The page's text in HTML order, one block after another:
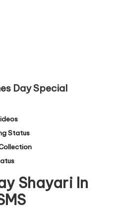
Day Special
Status
Shayari In